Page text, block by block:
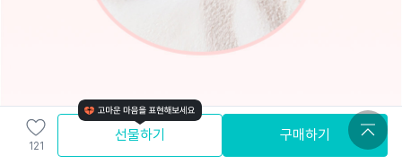
121
선물하기 구매하기